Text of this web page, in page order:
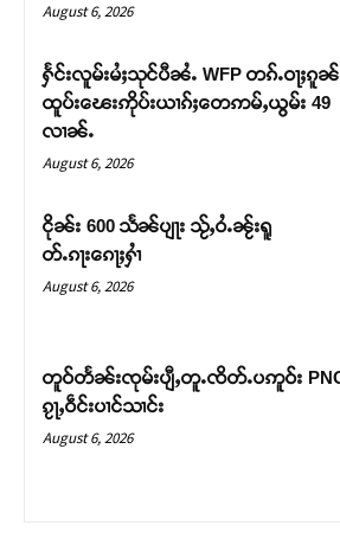
တႃႇႁႂ်ႈသဵင်ၵၢင်ၸႂ်ၵူၼ်းမိူင်း ၵူႈတီႈ
တ်ႇ တူဝ်ႈလုမ်ႈၾႃႉၼၼ်ႉ ၶဝ်ႈႁူမ်ႈ
ဝ်ႇၽူႈတွႆႇႁွၵ်ႈ လႆႈယူႇၶႃႈဢ
August 6, 2026
ႁႅင်းလူမ်းမႆႈသုင်ပီၼႆႉ WFP တၵ်ႉဝႃႈၵူၼ်
ထူပ်းၽေးဢိုပ်းယၢၵ်ႈတေဢမ်ႇယွမ်း 49
လၢၼ်ႉ
August 6, 2026
ငိုၼ်း 600 သႅၼ်ပျႃး သႂ်ႇဝႆႉၼႂ်းရူ
တ်ႉၵႃးၵေႃႈႁၢႆ
August 6, 2026
တူဝ်တႅၼ်းၸုမ်းပျီႇတူႉၸိတ်ႉပဢူဝ်း
ၵႂႃႇဝဵင်းပၢင်သၢင်း
August 6, 2026